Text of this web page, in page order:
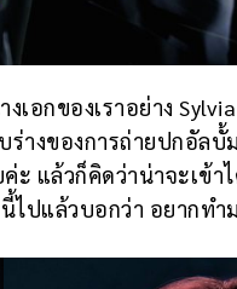
อกของเราอย่าง
างของการถ่ายปกอัล
ะ แล้วก็คิดว่าน่าจะเข้า
ไปแล้วบอกว่า อยากทำ